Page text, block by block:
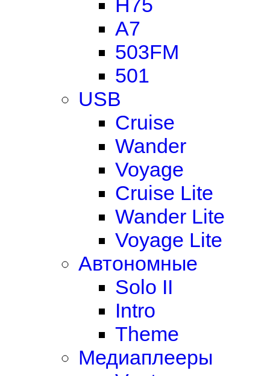
H75
A7
503FM
501
USB
Cruise
Wander
Voyage
Cruise Lite
Wander Lite
Voyage Lite
Автономные
Solo II
Intro
Theme
Медиаплееры